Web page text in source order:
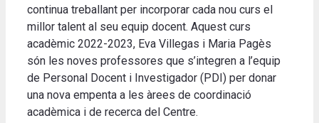
continua treballant per incorporar cada nou curs el
millor talent al seu equip docent. Aquest curs
acadèmic 2022-2023, Eva Villegas i Maria Pagès
són les noves professores que s’integren a l’equip
de Personal Docent i Investigador (PDI) per donar
una nova empenta a les àrees de coordinació
acadèmica i de recerca del Centre.